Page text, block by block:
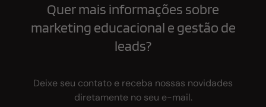
Quer mais informações sobre
marketing educacional e gestão de
leads?
Deixe seu contato e receba nossas novidades
diretamente no seu e-mail.